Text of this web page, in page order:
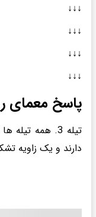
↓↓↓
↓↓↓
↓↓↓
↓↓↓
پاسخ معمای
تیله 3. همه
دارند و یک زاویه